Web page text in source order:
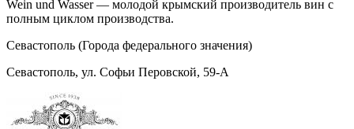
Wein und Wasser — молодой крымский производитель вин с
полным циклом производства.
Севастополь (Города федерального значения)
Севастополь, ул. Софьи Перовской, 59-А